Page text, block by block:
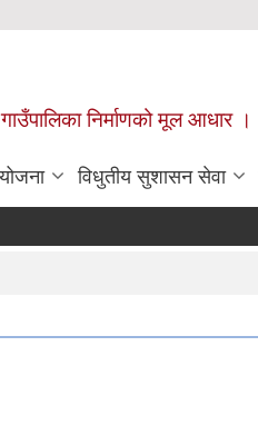
गाउँपालिका निर्माणको मूल आधार ।
विधुतीय सुशासन सेवा